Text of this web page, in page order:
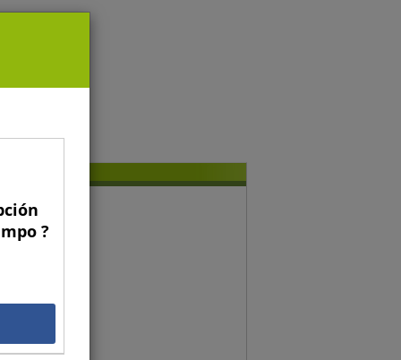
y gestión
Gregorio Billikopf
Gonzalo Muñoz
?